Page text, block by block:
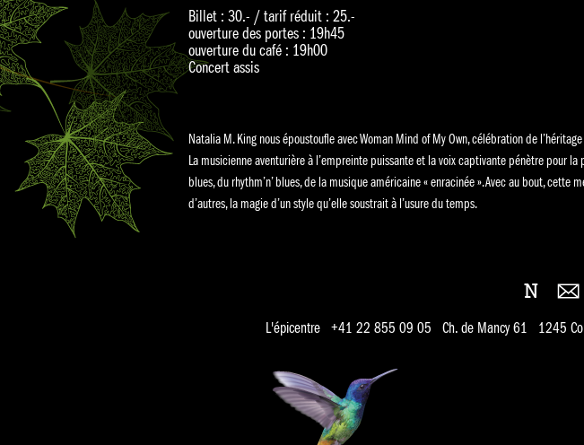
Billet : 30.- / tarif réduit : 25.-
ouverture des portes : 19h45
ouverture du café : 19h00
Concert assis
Natalia M. King nous époustoufle avec Woman Mind of My Own, célébration de
La musicienne aventurière à l’empreinte puissante et la voix captivante pénètre pour
blues, du rhythm’n’ blues, de la musique américaine « enracinée ». Avec au bout,
d’autres, la magie d’un style qu’elle soustrait à l’usure du temps.
L'épicentre +41 22 855 09 05 Ch. de Mancy 61 1245